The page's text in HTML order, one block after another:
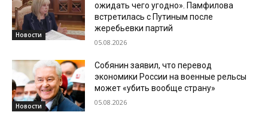
Новости
ожидать чего угодно». Памфилова
встретилась с Путиным после
жеребьевки партий
05.08.2026
Новости
Собянин заявил, что перевод
экономики России на военные рельсы
может «убить вообще страну»
05.08.2026